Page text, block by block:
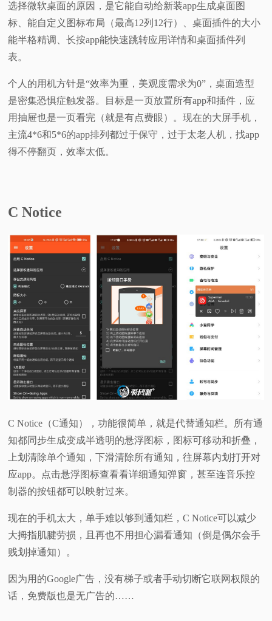
选择微软桌面的原因，是它能自动给新装app生成桌面图
标、能自定义图标布局（最高12列12行）、桌面插件的大小
能半格精调、长按app能快速跳转应用详情和桌面插件列
表。
个人的用机方针是“效率为重，美观度需求为0”，桌面造型
是密集恐惧症触发器。目标是一页放置所有app和插件，应
用抽屉也是一页看完（就是有点费眼）。现在的大屏手机，
主流4*6和5*6的app排列都过于保守，过于太老人机，找app
得不停翻页，效率太低。
C Notice
C Notice（C通知），功能很简单，就是代替通知栏。所有通
知都同步生成变成半透明的悬浮图标，图标可移动和折叠，
上划清除单个通知，下滑清除所有通知，往屏幕内划打开对
应app。点击悬浮图标查看看详细通知弹窗，甚至连音乐控
制器的按钮都可以映射过来。
现在的手机太大，单手难以够到通知栏，C Notice可以减少
大拇指肌腱劳损，且再也不用担心漏看通知（倒是偶尔会手
贱划掉通知）。
因为用的Google广告，没有梯子或者手动切断它联网权限的
话，免费版也是无广告的……